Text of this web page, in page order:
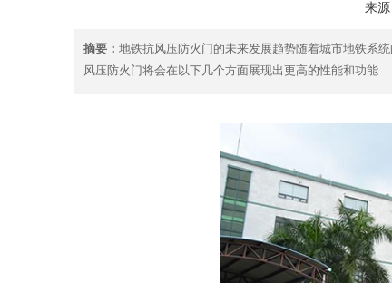
来源
摘要： 地铁抗风压防火门的未来发展趋势随着城市地铁系
风压防火门将会在以下几个方面展现出更高的性能和功能